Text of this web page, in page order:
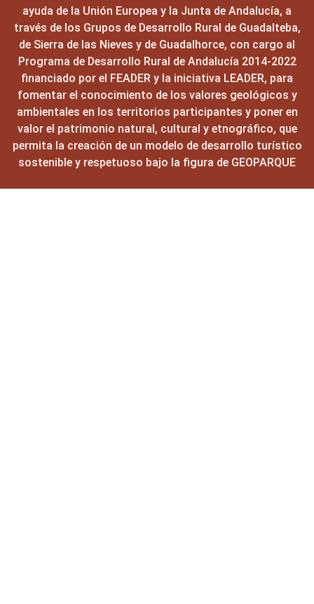
ayuda de la Unión Europea y la Junta de Andalucía, a
través de los Grupos de Desarrollo Rural de Guadalteba,
de Sierra de las Nieves y de Guadalhorce, con cargo al
Programa de Desarrollo Rural de Andalucía 2014-2022
financiado por el FEADER y la iniciativa LEADER, para
fomentar el conocimiento de los valores geológicos y
ambientales en los territorios participantes y poner en
valor el patrimonio natural, cultural y etnográfico, que
permita la creación de un modelo de desarrollo turístico
sostenible y respetuoso bajo la figura de GEOPARQUE